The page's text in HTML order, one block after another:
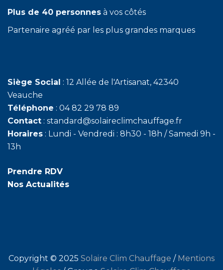
Plus de 40 personnes à vos côtés
Partenaire agréé par les plus grandes marques
Siège Social : 12 Allée de l'Artisanat, 42340
Veauche
Téléphone : 04 82 29 78 89
Contact : standard@solaireclimchauffage.fr
Horaires : Lundi - Vendredi : 8h30 - 18h / Samedi 9h -
13h
Prendre RDV
Nos Actualités
Copyright © 2025 Solaire Clim Chauffage / Mentions